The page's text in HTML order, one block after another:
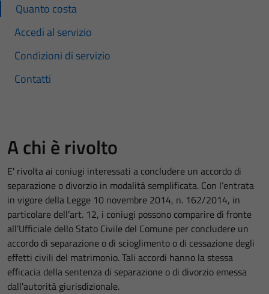
Quanto costa
Accedi al servizio
Condizioni di servizio
Contatti
A chi è rivolto
E' rivolta ai coniugi interessati a concludere un accordo di
separazione o divorzio in modalità semplificata. Con l’entrata
in vigore della Legge 10 novembre 2014, n. 162/2014, in
particolare dell’art. 12, i coniugi possono comparire di fronte
all’Ufficiale dello Stato Civile del Comune per concludere un
accordo di separazione o di scioglimento o di cessazione degli
effetti civili del matrimonio. Tali accordi hanno la stessa
efficacia della sentenza di separazione o di divorzio emessa
dall'autorità giurisdizionale.